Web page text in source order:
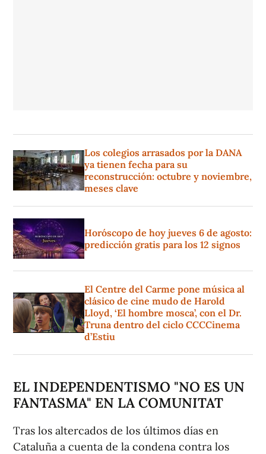
Los colegios arrasados por la DANA
ya tienen fecha para su
reconstrucción: octubre y noviembre,
meses clave
Horóscopo de hoy jueves 6 de agosto:
predicción gratis para los 12 signos
El Centre del Carme pone música al
clásico de cine mudo de Harold
Lloyd, ‘El hombre mosca’, con el Dr.
Truna dentro del ciclo CCCCinema
d’Estiu
EL INDEPENDENTISMO "NO ES UN
FANTASMA" EN LA COMUNITAT
Tras los altercados de los últimos días en
Cataluña a cuenta de la condena contra los